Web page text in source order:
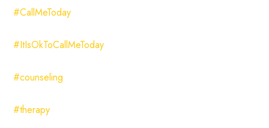
#CallMeToday
#ItIsOkToCallMeToday
#counseling
#therapy